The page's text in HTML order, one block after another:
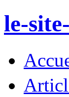
le-